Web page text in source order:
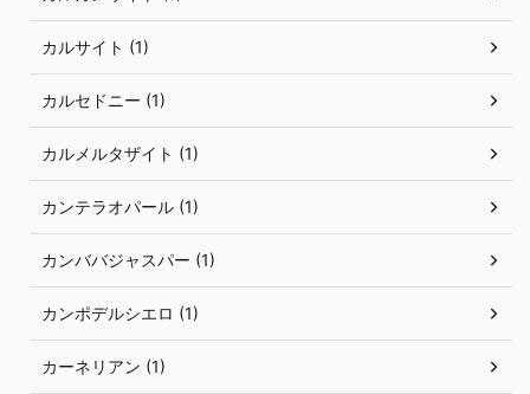
カルサイト (1)
カルセドニー (1)
カルメルタザイト (1)
カンテラオパール (1)
カンババジャスパー (1)
カンポデルシエロ (1)
カーネリアン (1)